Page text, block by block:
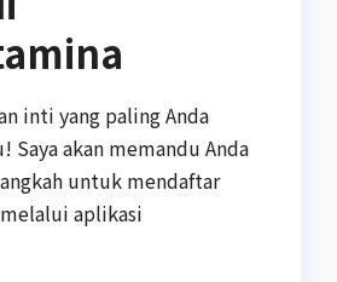
inti yang paling Anda
Saya akan memandu Anda
untuk mendaftar
aplikasi